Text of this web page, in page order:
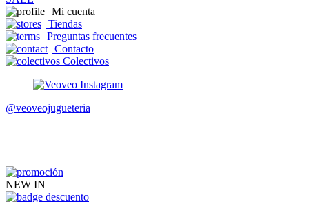
Mi cuenta
Tiendas
Preguntas frecuentes
Contacto
Colectivos
@veoveojugueteria
NEW IN